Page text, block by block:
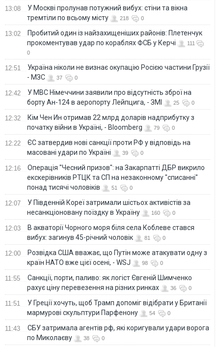
13:08
У Москві пролунав потужний вибух: стіни та вікна
тремтіли по всьому місту
218 0
13:02
Пробитий один із найзахищеніших районів: Плетенчук
прокоментував удар по кораблях ФСБ у Керчі
111
0
12:51
Україна ніколи не визнає окупацію Росією частини Грузії
- МЗС
37 0
12:42
У МВС Німеччини заявили про відсутність зброї на
борту Ан-124 в аеропорту Лейпцига, - ЗМІ
25 0
12:32
Кім Чен Ин отримав 22 млрд доларів надприбутку з
початку війни в Україні, - Bloomberg
79 0
12:22
ЄС затвердив нові санкції проти РФ у відповідь на
масовані удари по Україні
39 0
12:16
Операція "Чесний призов": на Закарпатті ДБР викрило
екскерівників РТЦК та СП на незаконному "списанні"
понад тисячі чоловіків
51 0
12:07
У Південній Кореї затримали шістьох активістів за
несанкціоновану поїздку в Україну
160 0
12:03
В акваторії Чорного моря біля села Коблеве стався
вибух: загинув 45-річний чоловік
81 0
12:00
Розвідка США вважає, що Путін може атакувати одну з
країн НАТО вже цієї осені, - WSJ
98 0
11:55
Санкції, порти, паливо: як логіст Євгеній Шимченко
рахує ціну перевезення на різних ринках
36 0
11:51
У Греції хочуть, щоб Трамп допоміг відібрати у Британії
мармурові скульптури Парфенону
54 0
11:43
СБУ затримала агентів рф, які коригували удари ворога
по Миколаєву
38 0